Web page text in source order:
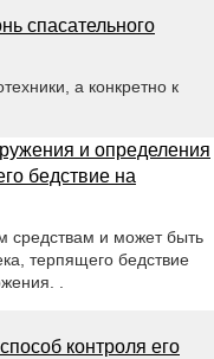
спасательного
а конкретно к
и определения
бедствие на
средствам и может быть
терпящего бедствие
.
контроля его